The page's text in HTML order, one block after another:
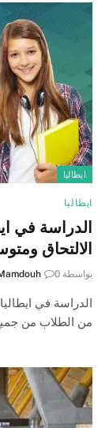
ايطاليا
ايطاليا
الدراسة في
الالتحاق
بواسطة 0
الدراسة في
من الطلاب من